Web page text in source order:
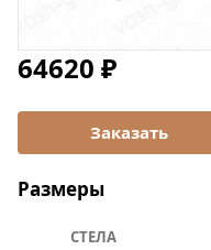
64620 ₽
Размеры
СТЕЛА